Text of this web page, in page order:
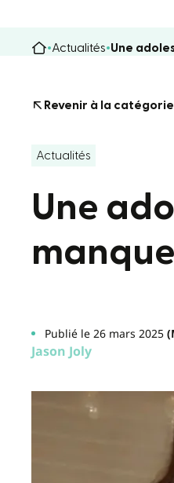
Actualités Une
Revenir à la catégorie
Actualités
Une
manque
Publié le 26 mars 2025
Jason Joly